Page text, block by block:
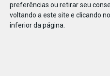
preferências ou retirar seu
voltando a este site e clicando
inferior da página.